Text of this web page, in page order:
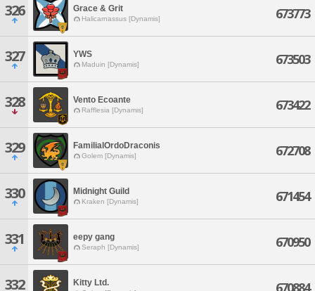
326 Grace & Grit
Halicarnassus [Dynamis] 673773
327 YWS
Maduin [Dynamis] 673503
328 Vento Ecoante
Rafflesia [Dynamis] 673422
329 FamilialOrdoDraconis
Golem [Dynamis] 672708
330 Midnight Guild
Kraken [Dynamis] 671454
331 eepy gang
Seraph [Dynamis] 670950
332 Kitty Ltd. 670884